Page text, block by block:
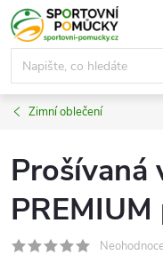
Přejít
na
obsah
Zimní oblečení
Prošívaná